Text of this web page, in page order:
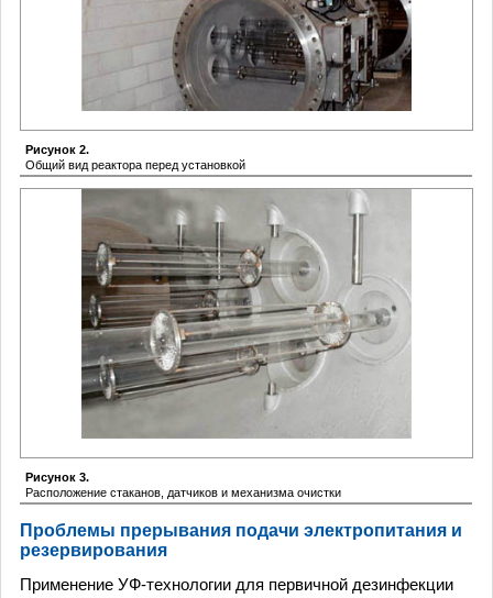
Рисунок 2.
Общий вид реактора перед установкой
Рисунок 3.
Расположение стаканов, датчиков и механизма очистки
Проблемы прерывания подачи электропитания и
резервирования
Применение УФ-технологии для первичной дезинфекции